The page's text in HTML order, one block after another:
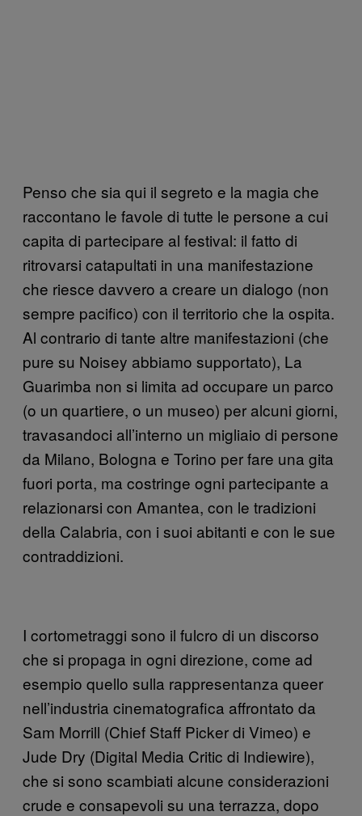
Penso che sia qui il segreto e la magia che
raccontano le favole di tutte le persone a cui
capita di partecipare al festival: il fatto di
ritrovarsi catapultati in una manifestazione
che riesce davvero a creare un dialogo (non
sempre pacifico) con il territorio che la ospita.
Al contrario di tante altre manifestazioni (che
pure su Noisey abbiamo supportato), La
Guarimba non si limita ad occupare un parco
(o un quartiere, o un museo) per alcuni giorni,
travasandoci all’interno un migliaio di persone
da Milano, Bologna e Torino per fare una gita
fuori porta, ma costringe ogni partecipante a
relazionarsi con Amantea, con le tradizioni
della Calabria, con i suoi abitanti e con le sue
contraddizioni.
I cortometraggi sono il fulcro di un discorso
che si propaga in ogni direzione, come ad
esempio quello sulla rappresentanza queer
nell’industria cinematografica affrontato da
Sam Morrill (Chief Staff Picker di Vimeo) e
Jude Dry (Digital Media Critic di Indiewire),
che si sono scambiati alcune considerazioni
crude e consapevoli su una terrazza, dopo